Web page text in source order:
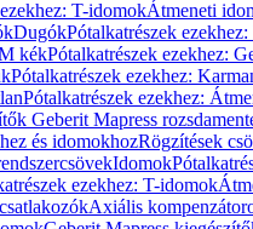
T-idomokÁtmeneti
DugókPótalkatrészek
kékPótalkatrészek ezekhez:
Pótalkatrészek ezekhez:
Pótalkatrészek ezekhez:
Geberit Mapress
és idomokhozRögzítések
Idomok
ezekhez: T-idomok
Axiális